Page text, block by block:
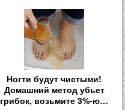
Ногти будут чистыми!
Домашний метод убьет
грибок, возьмите 3%-ю…